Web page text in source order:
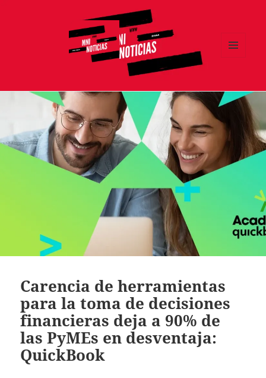
Carencia de herramientas
para la toma de decisiones
financieras deja a 90% de
las PyMEs en desventaja:
QuickBook